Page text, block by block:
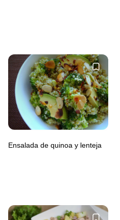
Ensalada de quinoa y lenteja